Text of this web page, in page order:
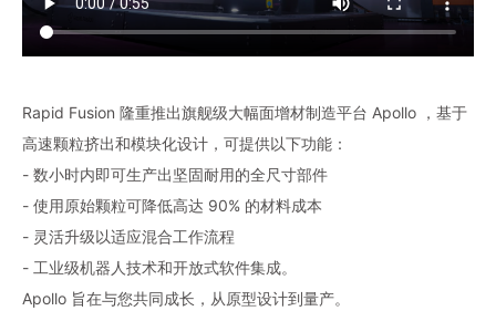
Rapid Fusion 隆重推出旗舰级大幅面增材制造平台 Apollo ，基于
高速颗粒挤出和模块化设计，可提供以下功能：
- 数小时内即可生产出坚固耐用的全尺寸部件
- 使用原始颗粒可降低高达 90% 的材料成本
- 灵活升级以适应混合工作流程
- 工业级机器人技术和开放式软件集成。
Apollo 旨在与您共同成长，从原型设计到量产。